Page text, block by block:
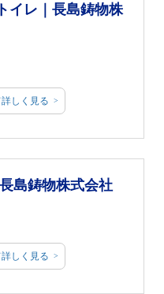
イレ｜長島鋳物株
しく見る
島鋳物株式会社
しく見る